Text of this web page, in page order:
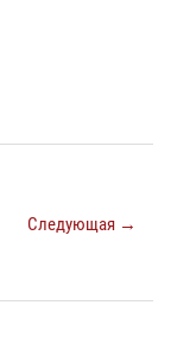
Следующая →